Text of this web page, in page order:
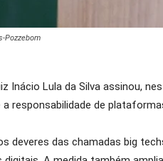
Pozzebom
Inácio Lula da Silva assinou,
responsabilidade de
deveres das chamadas big